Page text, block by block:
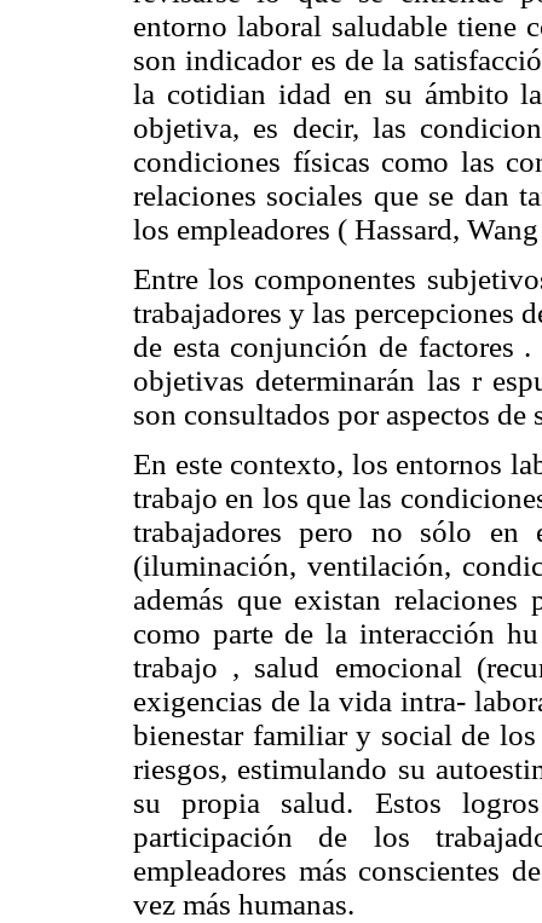
entorno laboral saludable tiene
son indicador es de la
la cotidian idad en su ámbito
objetiva, es decir, las
condiciones físicas como las
relaciones sociales que se dan
los empleadores ( Hassard,
Entre los componentes
trabajadores y las percepciones
de esta conjunción de factores
objetivas determinarán las r
son consultados por aspectos
En este contexto, los entornos
trabajo en los que las
trabajadores pero no sólo
(iluminación, ventilación,
además que existan
como parte de la interacción
trabajo , salud emocional
exigencias de la vida intra-
bienestar familiar y social de
riesgos, estimulando su
su propia salud. Estos
participación de los
empleadores más conscientes
vez más humanas.